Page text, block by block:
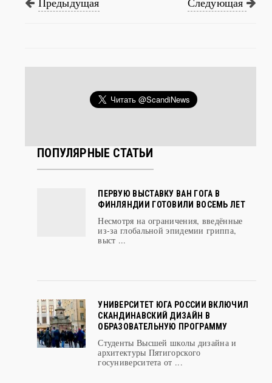
ПОПУЛЯРНЫЕ СТАТЬИ
ПЕРВУЮ ВЫСТАВКУ ВАН ГОГА В
ФИНЛЯНДИИ ГОТОВИЛИ ВОСЕМЬ ЛЕТ
Несмотря на ограничения, введённые
из-за глобальной эпидемии гриппа,
выст ...
УНИВЕРСИТЕТ ЮГА РОССИИ ВКЛЮЧИЛ
СКАНДИНАВСКИЙ ДИЗАЙН В
ОБРАЗОВАТЕЛЬНУЮ ПРОГРАММУ
Студенты Высшей школы дизайна и
архитектуры Пятигорского
госуниверситета от ...